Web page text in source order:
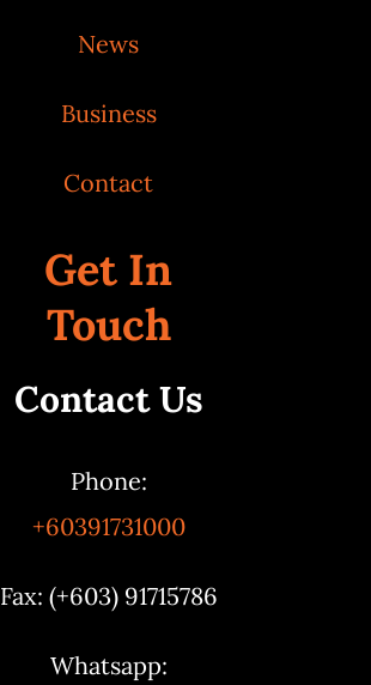
News
Business
Contact
Get In
Touch
Contact Us
Phone:
+60391731000
Fax: (+603) 91715786
Whatsapp: